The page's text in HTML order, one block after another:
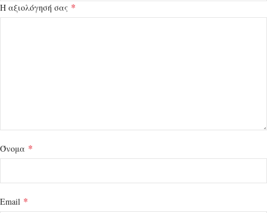
Η αξιολόγησή σας *
Όνομα *
Email *